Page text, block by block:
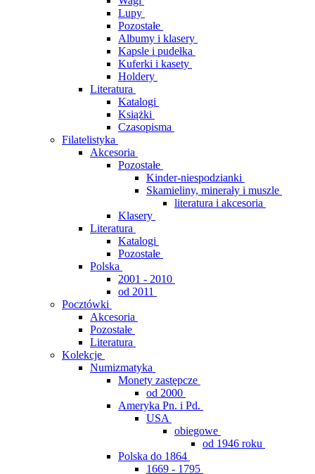
Lupy
Pozostałe
Albumy i klasery
Kapsle i pudełka
Kuferki i kasety
Holdery
Literatura
Katalogi
Książki
Czasopisma
Filatelistyka
Akcesoria
Pozostałe
Kinder-niespodzianki
Skamieliny, minerały i muszle
literatura i akcesoria
Klasery
Literatura
Katalogi
Pozostałe
Polska
2001 - 2010
od 2011
Pocztówki
Akcesoria
Pozostałe
Literatura
Kolekcje
Numizmatyka
Monety zastępcze
od 2000
Ameryka Pn. i Pd.
USA
obiegowe
od 1946 roku
Polska do 1864
1669 - 1795